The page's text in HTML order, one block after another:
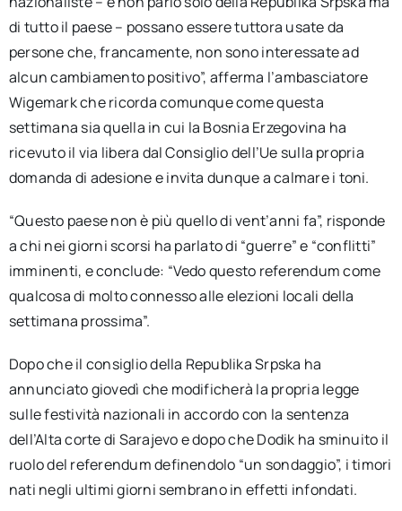
di tutto il paese – possano essere tuttora usate da
persone che, francamente, non sono interessate ad
alcun cambiamento positivo”, afferma l’ambasciatore
Wigemark che ricorda comunque come questa
settimana sia quella in cui la Bosnia Erzegovina ha
ricevuto il via libera dal Consiglio dell’Ue sulla propria
domanda di adesione e invita dunque a calmare i toni.
“Questo paese non è più quello di vent’anni fa”, risponde
a chi nei giorni scorsi ha parlato di “guerre” e “conflitti”
imminenti, e conclude: “Vedo questo referendum come
qualcosa di molto connesso alle elezioni locali della
settimana prossima”.
Dopo che il consiglio della Republika Srpska ha
annunciato giovedì che modificherà la propria legge
sulle festività nazionali in accordo con la sentenza
dell’Alta corte di Sarajevo e dopo che Dodik ha sminuito il
ruolo del referendum definendolo “un sondaggio”, i timori
nati negli ultimi giorni sembrano in effetti infondati.